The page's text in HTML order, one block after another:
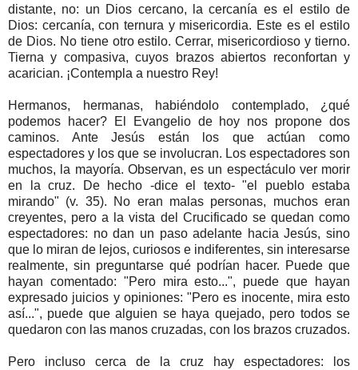
distante, no: un Dios cercano, la cercanía es el estilo de
Dios: cercanía, con ternura y misericordia. Este es el estilo
de Dios. No tiene otro estilo. Cerrar, misericordioso y tierno.
Tierna y compasiva, cuyos brazos abiertos reconfortan y
acarician. ¡Contempla a nuestro Rey!
Hermanos, hermanas, habiéndolo contemplado, ¿qué
podemos hacer? El Evangelio de hoy nos propone dos
caminos. Ante Jesús están los que actúan como
espectadores y los que se involucran. Los espectadores son
muchos, la mayoría. Observan, es un espectáculo ver morir
en la cruz. De hecho -dice el texto- "el pueblo estaba
mirando" (v. 35). No eran malas personas, muchos eran
creyentes, pero a la vista del Crucificado se quedan como
espectadores: no dan un paso adelante hacia Jesús, sino
que lo miran de lejos, curiosos e indiferentes, sin interesarse
realmente, sin preguntarse qué podrían hacer. Puede que
hayan comentado: "Pero mira esto...", puede que hayan
expresado juicios y opiniones: "Pero es inocente, mira esto
así...", puede que alguien se haya quejado, pero todos se
quedaron con las manos cruzadas, con los brazos cruzados.
Pero incluso cerca de la cruz hay espectadores: los